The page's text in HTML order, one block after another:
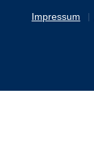
Impressum